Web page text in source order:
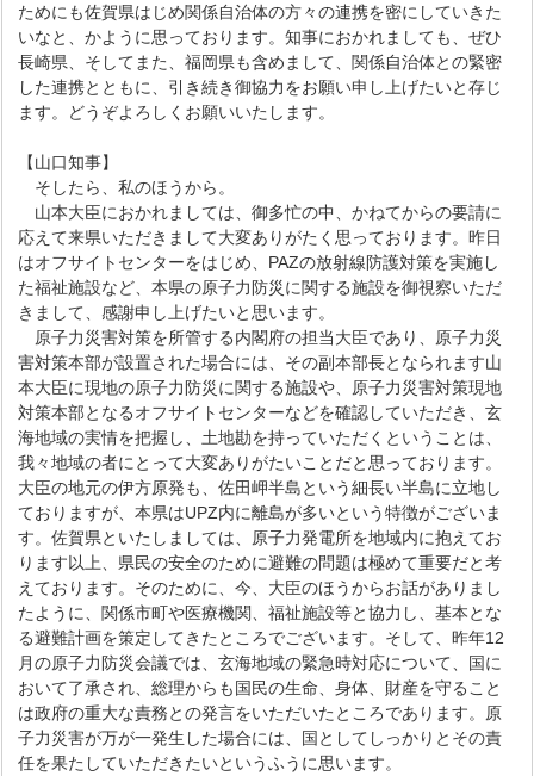
ためにも佐賀県はじめ関係自治体の方々の連携を密にしていきた
いなと、かように思っております。知事におかれましても、ぜひ
長崎県、そしてまた、福岡県も含めまして、関係自治体との緊密
した連携とともに、引き続き御協力をお願い申し上げたいと存じ
ます。どうぞよろしくお願いいたします。
【山口知事】
そしたら、私のほうから。
山本大臣におかれましては、御多忙の中、かねてからの要請に
応えて来県いただきまして大変ありがたく思っております。昨日
はオフサイトセンターをはじめ、PAZの放射線防護対策を実施し
た福祉施設など、本県の原子力防災に関する施設を御視察いただ
きまして、感謝申し上げたいと思います。
原子力災害対策を所管する内閣府の担当大臣であり、原子力災
害対策本部が設置された場合には、その副本部長となられます山
本大臣に現地の原子力防災に関する施設や、原子力災害対策現地
対策本部となるオフサイトセンターなどを確認していただき、玄
海地域の実情を把握し、土地勘を持っていただくということは、
我々地域の者にとって大変ありがたいことだと思っております。
大臣の地元の伊方原発も、佐田岬半島という細長い半島に立地し
ておりますが、本県はUPZ内に離島が多いという特徴がございま
す。佐賀県といたしましては、原子力発電所を地域内に抱えてお
ります以上、県民の安全のために避難の問題は極めて重要だと考
えております。そのために、今、大臣のほうからお話がありまし
たように、関係市町や医療機関、福祉施設等と協力し、基本とな
る避難計画を策定してきたところでございます。そして、昨年12
月の原子力防災会議では、玄海地域の緊急時対応について、国に
おいて了承され、総理からも国民の生命、身体、財産を守ること
は政府の重大な責務との発言をいただいたところであります。原
子力災害が万が一発生した場合には、国としてしっかりとその責
任を果たしていただきたいというふうに思います。